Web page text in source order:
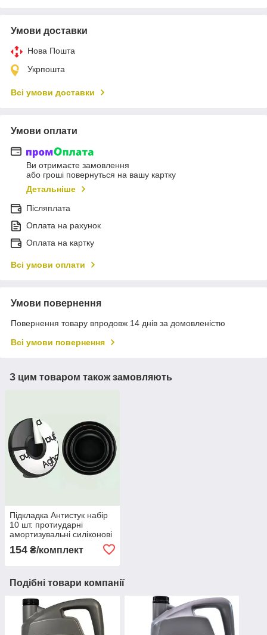
Умови доставки
Нова Пошта
Укрпошта
Всі умови доставки
Умови оплати
Ви отримаєте замовлення
або гроші повернуться на вашу картку
Детальніше
Післяплата
Оплата на рахунок
Оплата на картку
Всі умови оплати
Умови повернення
Повернення товару впродовж 14 днів за домовленістю
Всі умови повернення
З цим товаром також замовляють
Підкладка Антиcтук набір
10 шт. протиударні
амортизувальні силіконові
154 ₴/комплект
Подібні товари компанії